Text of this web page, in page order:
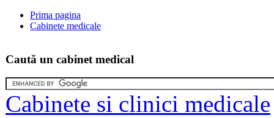
Prima pagina
Cabinete medicale
Caută un cabinet medical
Cabinete si clinici medicale